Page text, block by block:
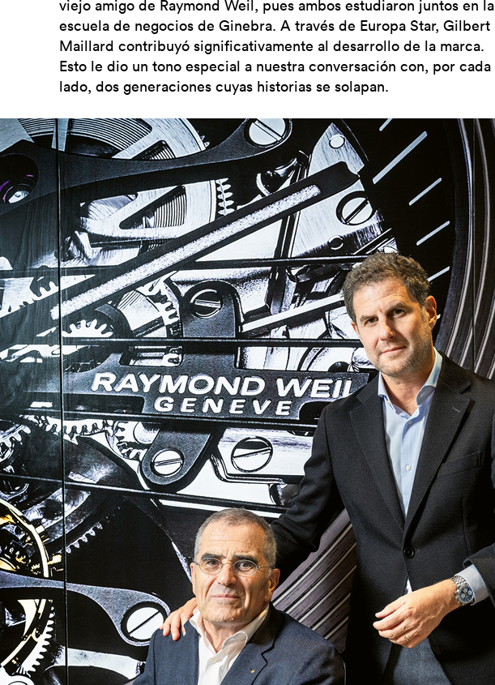
viejo amigo de Raymond Weil, pues ambos estudiaron juntos en la
escuela de negocios de Ginebra. A través de Europa Star, Gilbert
Maillard contribuyó significativamente al desarrollo de la marca.
Esto le dio un tono especial a nuestra conversación con, por cada
lado, dos generaciones cuyas historias se solapan.